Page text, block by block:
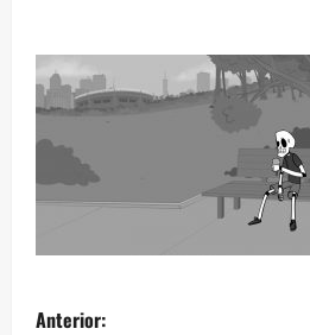
Anterior: